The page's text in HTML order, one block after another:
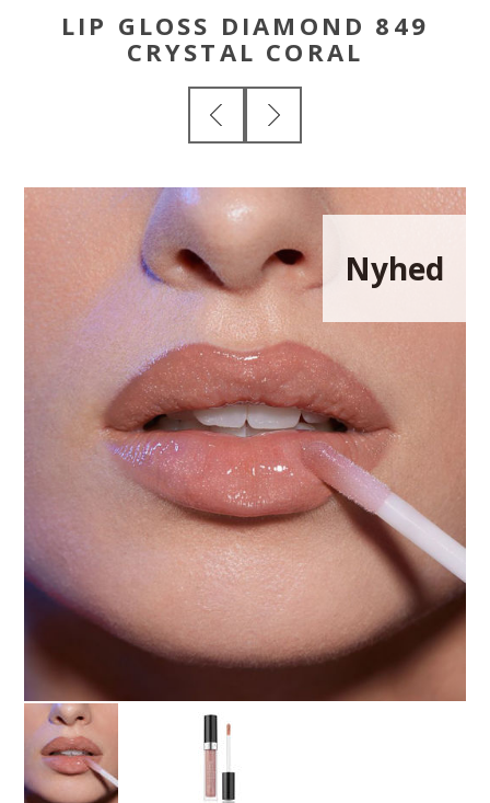
LIP GLOSS DIAMOND 849
CRYSTAL CORAL
Nyhed